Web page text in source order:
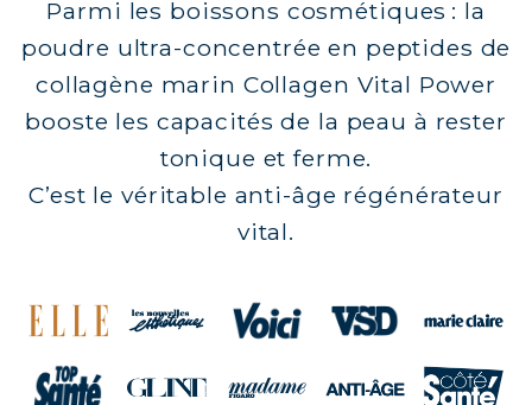
Parmi les boissons cosmétiques : la
poudre ultra-concentrée en peptides de
collagène marin Collagen Vital Power
booste les capacités de la peau à rester
tonique et ferme.
C’est le véritable anti-âge régénérateur
vital.